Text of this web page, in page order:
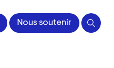
Nous soutenir